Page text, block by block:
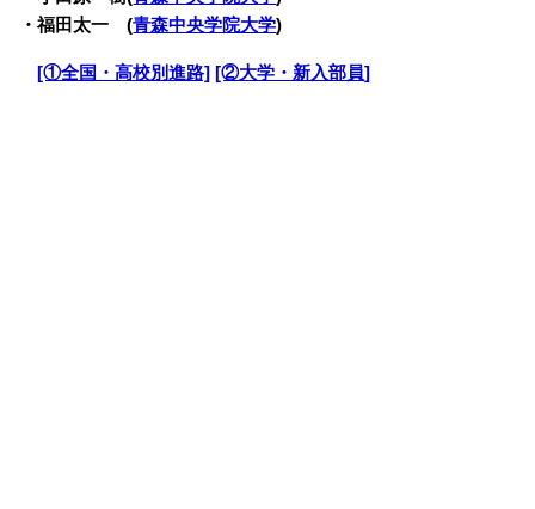
・福田太一 (青森中央学院大学)
[①全国・高校別進路] [②大学・新入部員]